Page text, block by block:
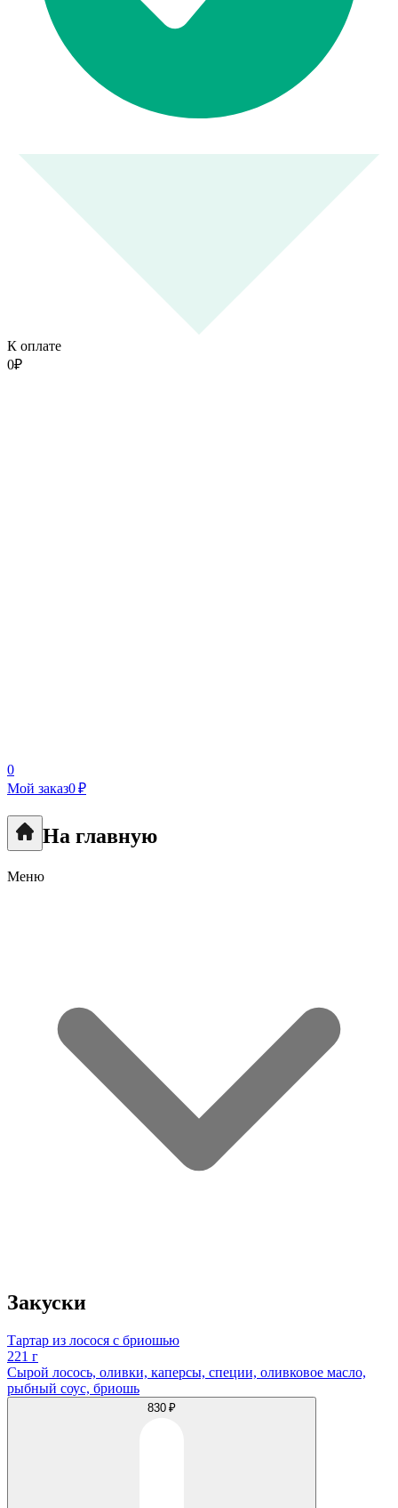
К оплате
0₽
0
Мой заказ0 ₽
На главную
Меню
Закуски
Тартар из лосося с бриошью
221 г
Сырой лосось, оливки, каперсы, специи, оливковое масло,
рыбный соус, бриошь
830 ₽